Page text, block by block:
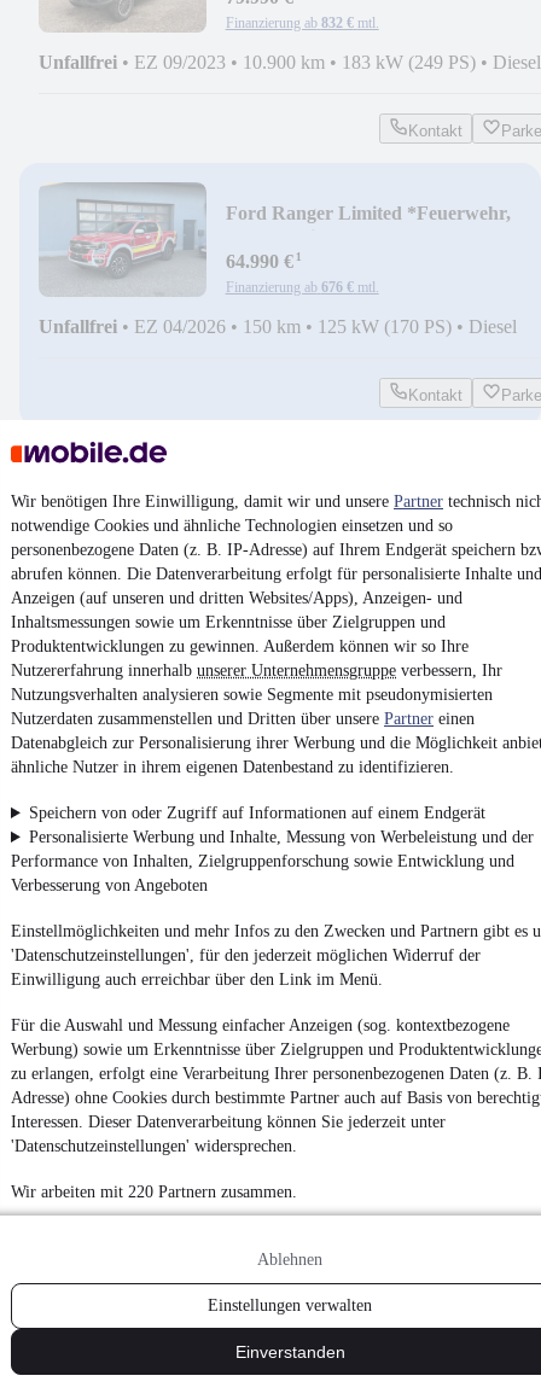
Wir benötigen Ihre Einwilligung, damit wir und unsere Partner technisch
notwendige Cookies und ähnliche Technologien einsetzen und so
personenbezogene Daten (z. B. IP-Adresse) auf Ihrem Endgerät speichern
abrufen können. Die Datenverarbeitung erfolgt für personalisierte Inhalte und
Anzeigen (auf unseren und dritten Websites/Apps), Anzeigen- und
Inhaltsmessungen sowie um Erkenntnisse über Zielgruppen und
Produktentwicklungen zu gewinnen. Außerdem können wir so Ihre
Nutzererfahrung innerhalb unserer Unternehmensgruppe verbessern, Ihr
Nutzungsverhalten analysieren sowie Segmente mit pseudonymisierten
Nutzerdaten zusammenstellen und Dritten über unsere Partner einen
Datenabgleich zur Personalisierung ihrer Werbung und die Möglichkeit
ähnliche Nutzer in ihrem eigenen Datenbestand zu identifizieren.
Speichern von oder Zugriff auf Informationen auf einem Endgerät
Personalisierte Werbung und Inhalte, Messung von Werbeleistung und der
Performance von Inhalten, Zielgruppenforschung sowie Entwicklung und
Verbesserung von Angeboten
Einstellmöglichkeiten und mehr Infos zu den Zwecken und Partnern gibt es
'Datenschutzeinstellungen', für den jederzeit möglichen Widerruf der
Einwilligung auch erreichbar über den Link im Menü.
Für die Auswahl und Messung einfacher Anzeigen (sog. kontextbezogene
Werbung) sowie um Erkenntnisse über Zielgruppen und
zu erlangen, erfolgt eine Verarbeitung Ihrer personenbezogenen Daten (z. B.
Adresse) ohne Cookies durch bestimmte Partner auch auf Basis von
Interessen. Dieser Datenverarbeitung können Sie jederzeit unter
'Datenschutzeinstellungen' widersprechen.
Wir arbeiten mit 220 Partnern zusammen.
Ablehnen
Einstellungen verwalten
Einverstanden
Finanzierung ab 832 € mtl.
Unfallfrei • EZ 09/2023 • 10.900 km • 183 kW (249 PS) • Diesel
Kontakt
Ford Ranger Limited *Feuerwehr,
64.990 €¹
Finanzierung ab 676 € mtl.
Unfallfrei • EZ 04/2026 • 150 km • 125 kW (170 PS) • Diesel
Kontakt
*Feuerwehr, DRK, KdoW, ELW*
66.990 €¹
Finanzierung ab 697 € mtl.
Unfallfrei•EZ 04/2026• 550 km•151 kW (205 PS)•
-- l/100km (komb.)
-- g CO₂/km (komb.) CO₂-Klasse --
Kontakt
1/2
1
2
¹MwSt. ausweisbar